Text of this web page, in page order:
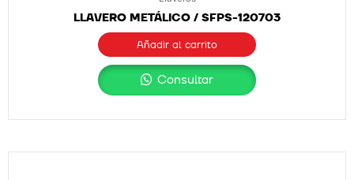
LLAVERO METÁLICO / SFPS-120703
Añadir al carrito
Consultar